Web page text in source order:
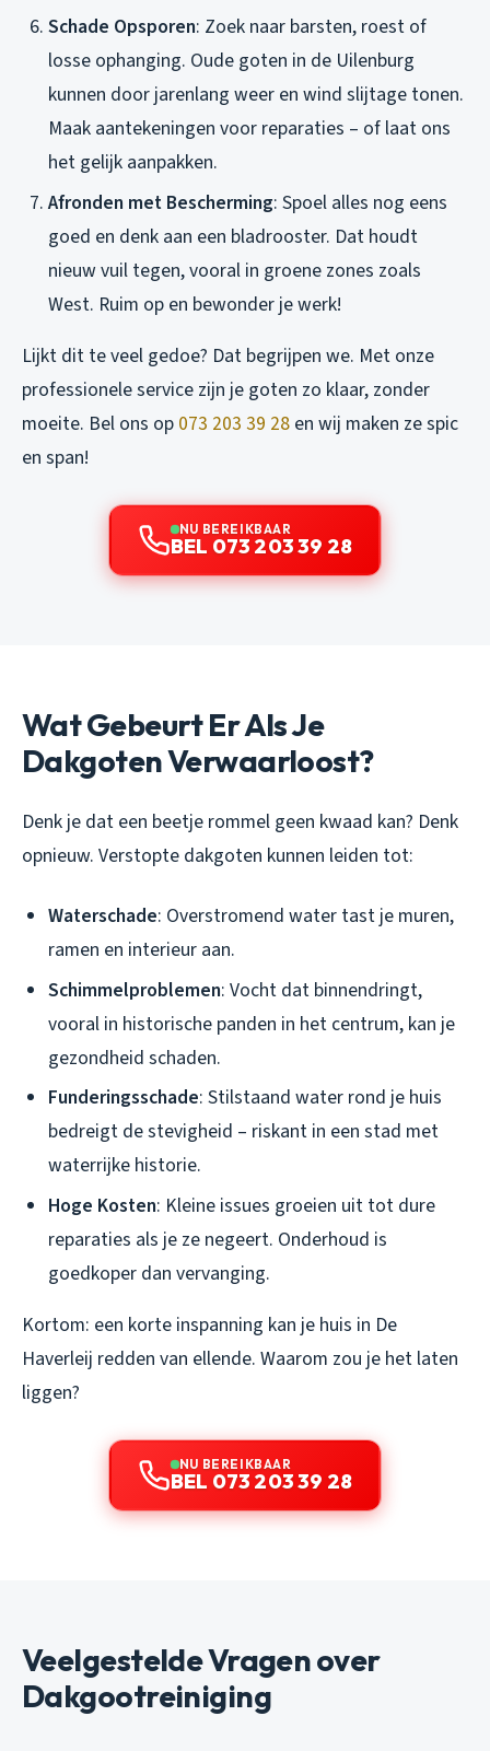
Schade Opsporen: Zoek naar barsten, roest of
losse ophanging. Oude goten in de Uilenburg
kunnen door jarenlang weer en wind slijtage tonen.
Maak aantekeningen voor reparaties – of laat ons
het gelijk aanpakken.
Afronden met Bescherming: Spoel alles nog eens
goed en denk aan een bladrooster. Dat houdt
nieuw vuil tegen, vooral in groene zones zoals
West. Ruim op en bewonder je werk!
Lijkt dit te veel gedoe? Dat begrijpen we. Met onze
professionele service zijn je goten zo klaar, zonder
moeite. Bel ons op 073 203 39 28 en wij maken ze spic
en span!
NU BEREIKBAAR
BEL 073 203 39 28
Wat Gebeurt Er Als Je
Dakgoten Verwaarloost?
Denk je dat een beetje rommel geen kwaad kan? Denk
opnieuw. Verstopte dakgoten kunnen leiden tot:
Waterschade: Overstromend water tast je muren,
ramen en interieur aan.
Schimmelproblemen: Vocht dat binnendringt,
vooral in historische panden in het centrum, kan je
gezondheid schaden.
Funderingsschade: Stilstaand water rond je huis
bedreigt de stevigheid – riskant in een stad met
waterrijke historie.
Hoge Kosten: Kleine issues groeien uit tot dure
reparaties als je ze negeert. Onderhoud is
goedkoper dan vervanging.
Kortom: een korte inspanning kan je huis in De
Haverleij redden van ellende. Waarom zou je het laten
liggen?
NU BEREIKBAAR
BEL 073 203 39 28
Veelgestelde Vragen over
Dakgootreiniging